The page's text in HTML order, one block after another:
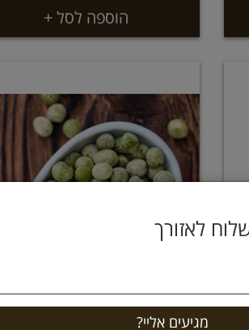
לאזורך
הוספה לסל +